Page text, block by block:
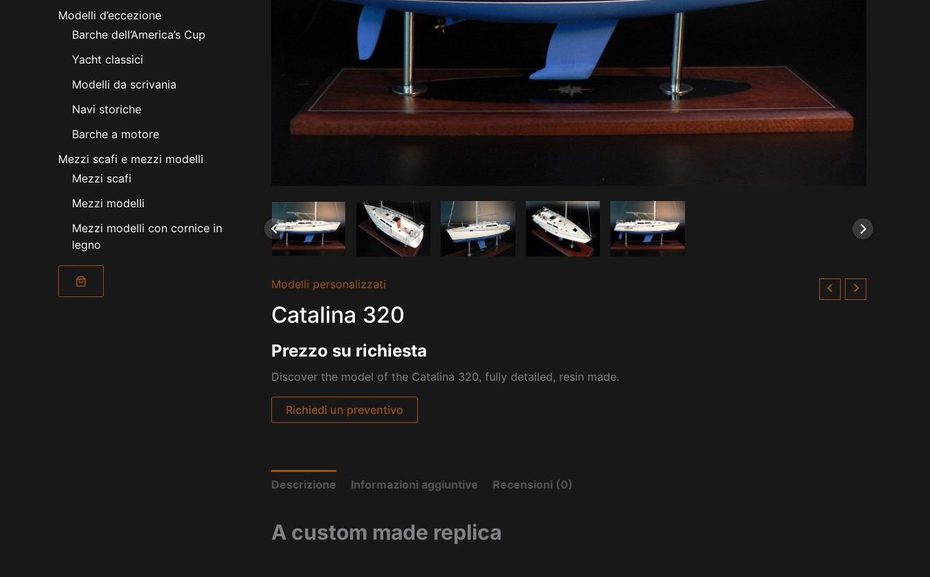
Modelli d’eccezione
Barche dell’America’s Cup
Yacht classici
Modelli da scrivania
Navi storiche
Barche a motore
Mezzi scafi e mezzi modelli
Mezzi scafi
Mezzi modelli
Mezzi modelli con cornice in
legno
Modelli personalizzati
Catalina 320
Prezzo su richiesta
Discover the model of the Catalina 320, fully detailed, resin made.
Richiedi un preventivo
Descrizione Informazioni aggiuntive Recensioni (0)
A custom made replica